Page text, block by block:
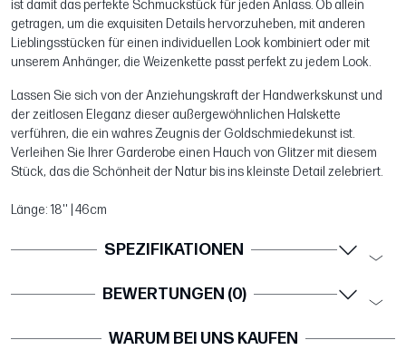
ist damit das perfekte Schmuckstück für jeden Anlass. Ob allein
getragen, um die exquisiten Details hervorzuheben, mit anderen
Lieblingsstücken für einen individuellen Look kombiniert oder mit
unserem Anhänger, die Weizenkette passt perfekt zu jedem Look.
Lassen Sie sich von der Anziehungskraft der Handwerkskunst und
der zeitlosen Eleganz dieser außergewöhnlichen Halskette
verführen, die ein wahres Zeugnis der Goldschmiedekunst ist.
Verleihen Sie Ihrer Garderobe einen Hauch von Glitzer mit diesem
Stück, das die Schönheit der Natur bis ins kleinste Detail zelebriert.
Länge: 18'' | 46cm
SPEZIFIKATIONEN
BEWERTUNGEN (0)
WARUM BEI UNS KAUFEN